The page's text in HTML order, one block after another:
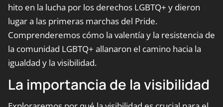
hito en la lucha por los derechos LGBTQ+ y dieron
lugar a las primeras marchas del Pride.
Comprenderemos cómo la valentía y la resistencia de
la comunidad LGBTQ+ allanaron el camino hacia la
igualdad y la visibilidad.
La importancia de la visibilidad